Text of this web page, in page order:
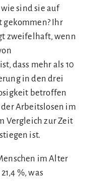
sind sie auf
gekommen? Ihr
zweifelhaft, wenn
dass mehr als 10
in den drei
betroffen
Arbeitslosen im
Vergleich zur Zeit
ist.
im Alter
%, was